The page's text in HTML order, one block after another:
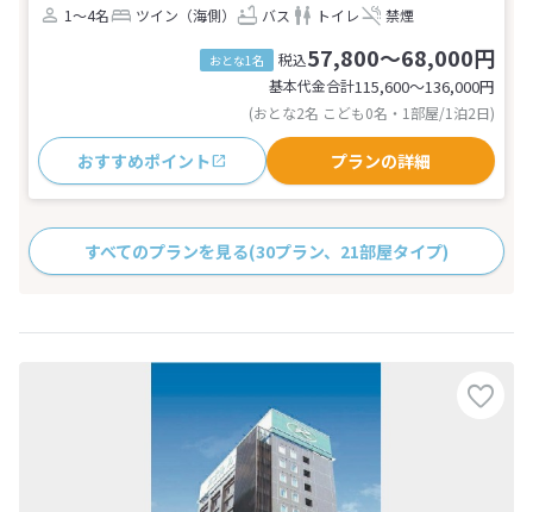
1～4名
ツイン（海側） バス トイレ 禁煙
おとな1名 税込57,800～68,000円
基本代金合計115,600〜136,000円
(おとな2名 こども0名・1部屋/1泊2日)
おすすめポイント プランの詳細
すべてのプランを見る(30プラン、21部屋タイプ)